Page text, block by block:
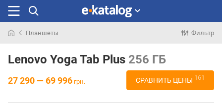
раньше
Планшеты Фильтр
Lenovo Yoga Tab Plus 256 ГБ
27 290 — 69 996 грн. СРАВНИТЬ ЦЕНЫ 161